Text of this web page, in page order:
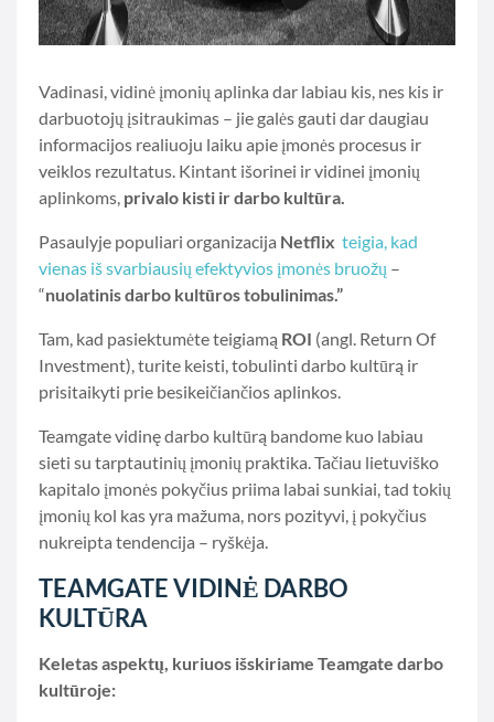
Vadinasi, vidinė įmonių aplinka dar labiau kis, nes kis ir
darbuotojų įsitraukimas – jie galės gauti dar daugiau
informacijos realiuoju laiku apie įmonės procesus ir
veiklos rezultatus. Kintant išorinei ir vidinei įmonių
aplinkoms, privalo kisti ir darbo kultūra.
Pasaulyje populiari organizacija Netflix teigia, kad
vienas iš svarbiausių efektyvios įmonės bruožų –
“nuolatinis darbo kultūros tobulinimas.”
Tam, kad pasiektumėte teigiamą ROI (angl. Return Of
Investment), turite keisti, tobulinti darbo kultūrą ir
prisitaikyti prie besikeičiančios aplinkos.
Teamgate vidinę darbo kultūrą bandome kuo labiau
sieti su tarptautinių įmonių praktika. Tačiau lietuviško
kapitalo įmonės pokyčius priima labai sunkiai, tad tokių
įmonių kol kas yra mažuma, nors pozityvi, į pokyčius
nukreipta tendencija – ryškėja.
TEAMGATE VIDINĖ DARBO
KULTŪRA
Keletas aspektų, kuriuos išskiriame Teamgate darbo
kultūroje: